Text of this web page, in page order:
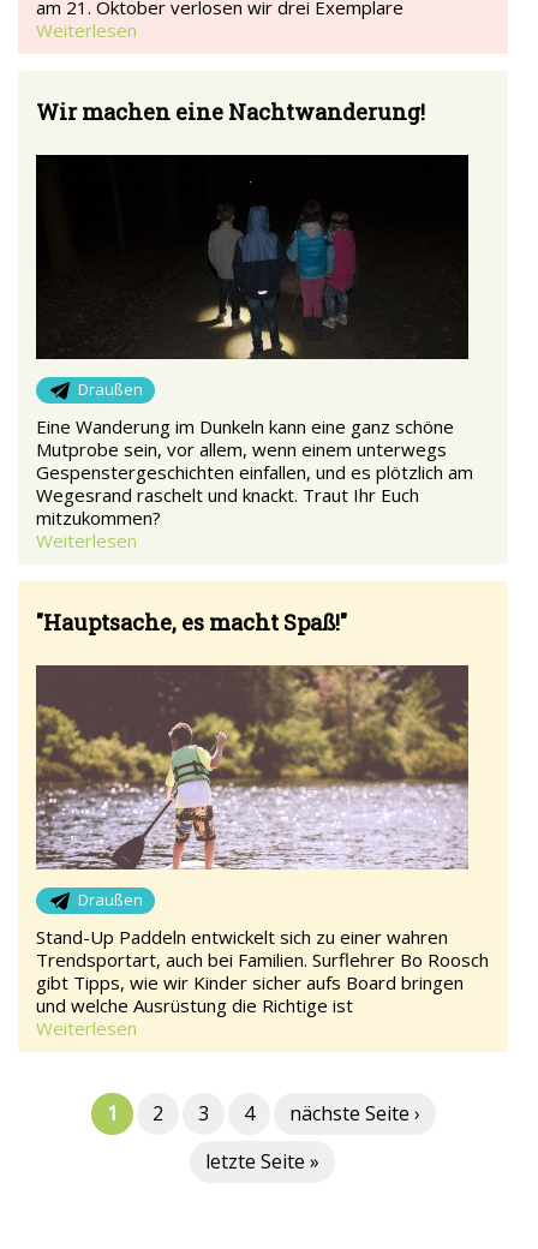
am 21. Oktober verlosen wir drei Exemplare
Weiterlesen
Wir machen eine Nachtwanderung!
Draußen
Eine Wanderung im Dunkeln kann eine ganz schöne
Mutprobe sein, vor allem, wenn einem unterwegs
Gespenstergeschichten einfallen, und es plötzlich am
Wegesrand raschelt und knackt. Traut Ihr Euch
mitzukommen?
Weiterlesen
"Hauptsache, es macht Spaß!"
Draußen
Stand-Up Paddeln entwickelt sich zu einer wahren
Trendsportart, auch bei Familien. Surflehrer Bo Roosch
gibt Tipps, wie wir Kinder sicher aufs Board bringen
und welche Ausrüstung die Richtige ist
Weiterlesen
1 2 3 4
nächste Seite ›
letzte Seite »